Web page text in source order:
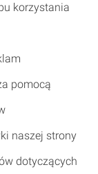
korzystania
pomocą
naszej strony
dotyczących